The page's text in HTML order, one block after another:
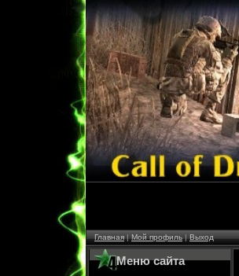
Главная|Мой профиль|Выход
Меню сайта